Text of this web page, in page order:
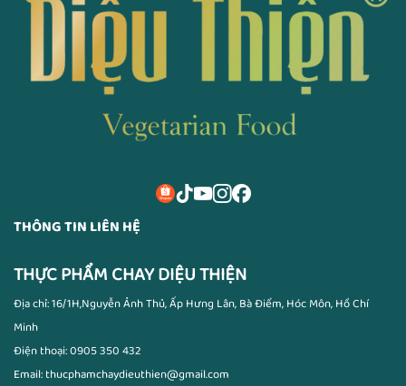
THÔNG TIN LIÊN HỆ
THỰC PHẨM CHAY DIỆU THIỆN
Địa chỉ: 16/1H,Nguyễn Ảnh Thủ, Ấp Hưng Lân, Bà Điểm, Hóc Môn, Hồ Chí
Minh
Điện thoại: 0905 350 432
Email: thucphamchaydieuthien@gmail.com